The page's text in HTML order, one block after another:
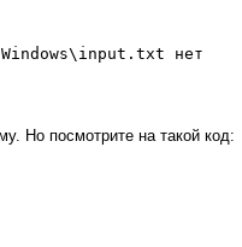
нет
Но посмотрите на такой код: